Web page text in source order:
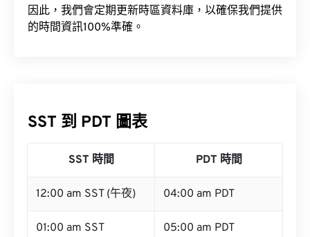
因此，我們會定期更新時區資料庫，以確保我們提供
的時間資訊100%準確。
SST 到 PDT 圖表
SST 時間 PDT 時間
12:00 am SST (午夜) 04:00 am PDT
01:00 am SST 05:00 am PDT